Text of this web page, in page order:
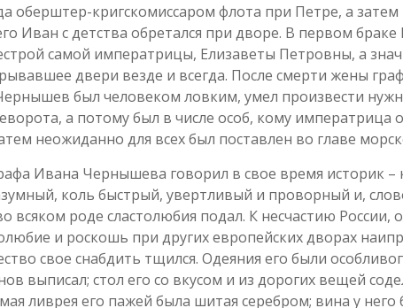
оберштер-кригскомиссаром флота при Петре, а
Иван с детства обретался при дворе. В первом браке
самой императрицы, Елизаветы Петровны, а
двери везде и всегда. После смерти жены
был человеком ловким, умел произвести
а потому был в числе особ, кому императрица
неожиданно для всех был поставлен во главе
Ивана Чернышева говорил в свое время историк
коль быстрый, увертливый и проворный и,
роде сластолюбия подал. К несчастию России,
и роскошь при других европейских дворах
свое снабдить тщился. Одеяния его были
выписал; стол его со вкусом и из дорогих вещей
ливрея его пажей была шитая серебром; вина у